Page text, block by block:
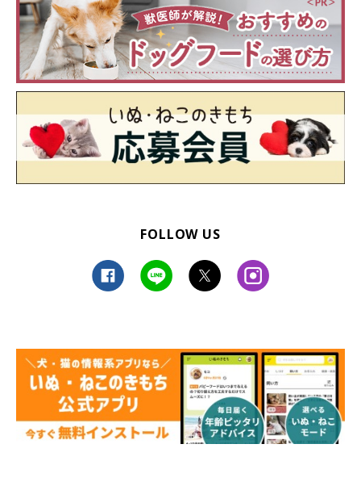
飼い主さん：
「これからも溺愛して甘やかしまくろうと思ってます。これから
もいろいろな場所に一緒に行って、たくさん楽しい思い出を作り
たいです」
まだ成長過程のお茶子ちゃん。今後の成長の様子も楽しみです
ね！
※この記事は投稿者さまにご了承をいただいたうえで制作してい
取材・文／凛香
FOLLOW US